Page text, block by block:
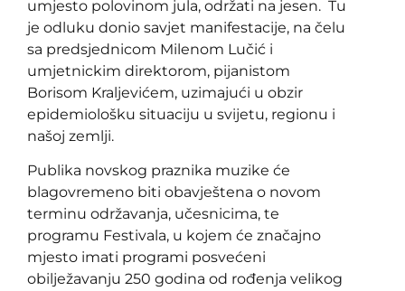
umjesto polovinom jula, održati na jesen. Tu
je odluku donio savjet manifestacije, na čelu
sa predsjednicom Milenom Lučić i
umjetnickim direktorom, pijanistom
Borisom Kraljevićem, uzimajući u obzir
epidemiološku situaciju u svijetu, regionu i
našoj zemlji.
Publika novskog praznika muzike će
blagovremeno biti obavještena o novom
terminu održavanja, učesnicima, te
programu Festivala, u kojem će značajno
mjesto imati programi posvećeni
obilježavanju 250 godina od rođenja velikog